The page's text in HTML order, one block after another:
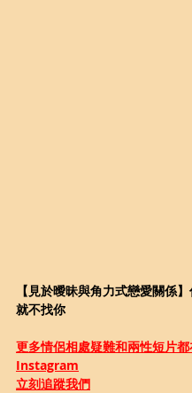
【見於曖昧與角力式戀愛關係
就不找你
更多情侶相處疑難和兩性短片
Instagram
立刻追蹤我們